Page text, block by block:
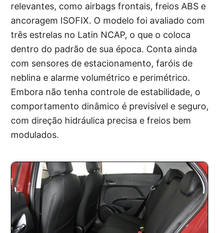
relevantes, como airbags frontais, freios ABS e
ancoragem ISOFIX. O modelo foi avaliado com
três estrelas no Latin NCAP, o que o coloca
dentro do padrão de sua época. Conta ainda
com sensores de estacionamento, faróis de
neblina e alarme volumétrico e perimétrico.
Embora não tenha controle de estabilidade, o
comportamento dinâmico é previsível e seguro,
com direção hidráulica precisa e freios bem
modulados.